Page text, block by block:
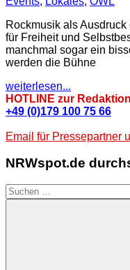
Rockmusik als
für Freiheit und
manchmal sogar ein
werden die Bühne
weiterlesen...
HOTLINE zur
+49 (0)179 100 75 66
Email für Pressepartner
NRWspot.de
Suchen
nach: